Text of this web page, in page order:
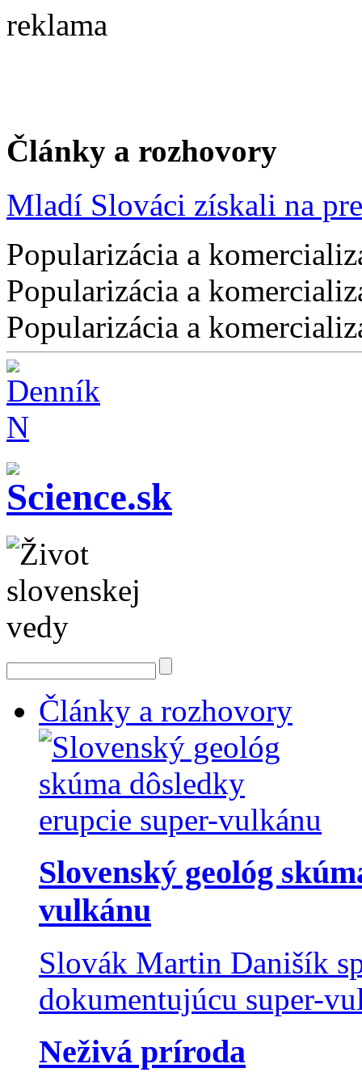
reklama
Články a rozhovory
Mladí Slováci získali na
Popularizácia a
Popularizácia a
Popularizácia a
Články a rozhovory
Slovenský geológ
vulkánu
Slovák Martin Danišík
dokumentujúcu super-
Neživá príroda